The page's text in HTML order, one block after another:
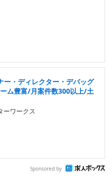
ー・ディレクター・デバッグ
ム豊富/月案件数300以上/土
ーワークス
Sponsored by